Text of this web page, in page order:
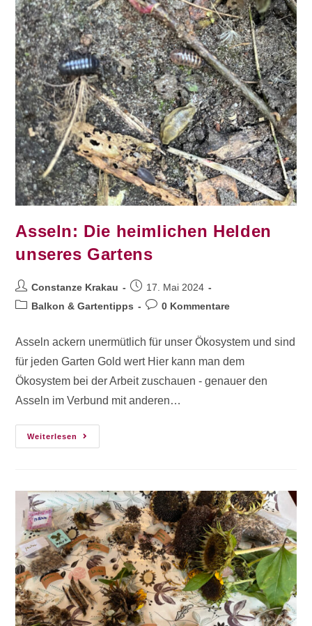
Asseln: Die heimlichen Helden
unseres Gartens
Constanze Krakau
17. Mai 2024
Balkon & Gartentipps
0 Kommentare
Asseln ackern unermütlich für unser Ökosystem und sind
für jeden Garten Gold wert Hier kann man dem
Ökosystem bei der Arbeit zuschauen - genauer den
Asseln im Verbund mit anderen…
Weiterlesen